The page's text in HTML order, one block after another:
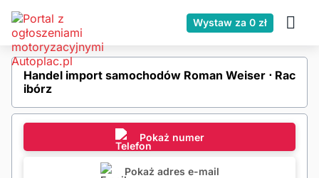
Wystaw za 0 zł
Handel import samochodów Roman Weiser ⋅ Rac
ibórz
Pokaż numer
Pokaż adres e-mail